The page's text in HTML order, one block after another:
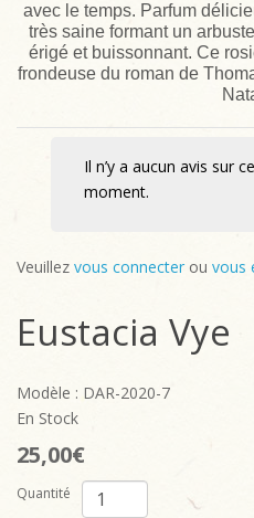
avec le temps. Parfum
très saine formant un
érigé et buissonnant. Ce
frondeuse du roman de
Il n’y a aucun avis sur
moment.
Veuillez vous connecter ou vous
Eustacia Vye
Modèle : DAR-2020-7
En Stock
25,00€
Quantité